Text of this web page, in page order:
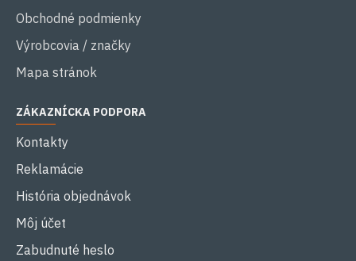
Obchodné podmienky
Výrobcovia / značky
Mapa stránok
ZÁKAZNÍCKA PODPORA
Kontakty
Reklamácie
História objednávok
Môj účet
Zabudnuté heslo